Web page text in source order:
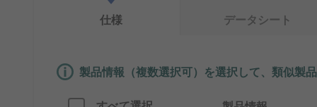
仕様 データシート
製品情報（複数選択可）を選択して、類似製品